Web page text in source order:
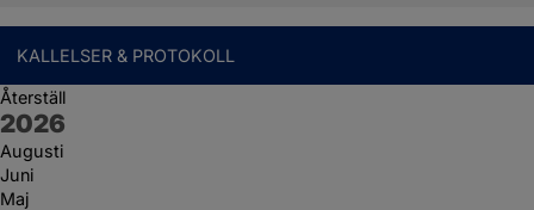
KALLELSER & PROTOKOLL
Återställ
År:
2026
Augusti
Juni
Maj